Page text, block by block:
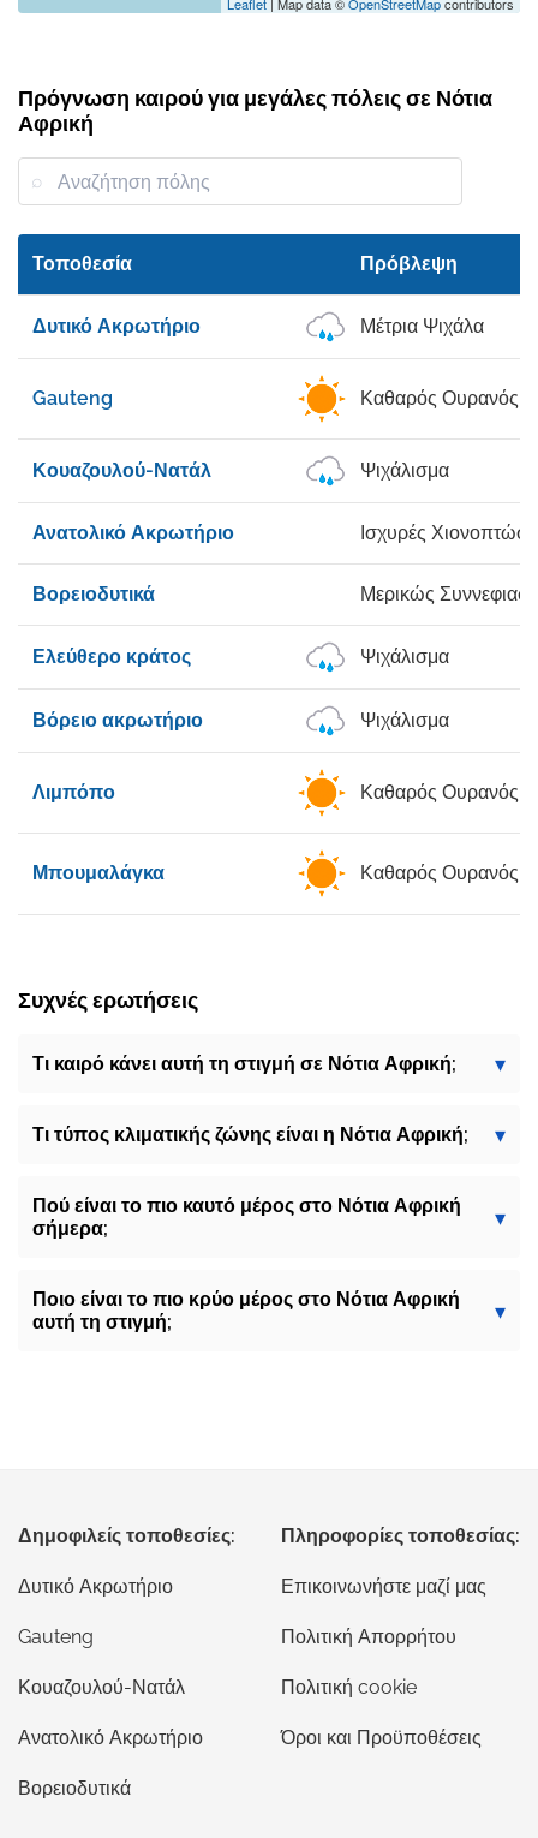
Πρόγνωση καιρού για μεγάλες πόλεις σε Νότια
Αφρική
Τοποθεσία Πρόβλεψη
Δυτικό Ακρωτήριο Μέτρια Ψιχάλα
Gauteng Καθαρός Ουρανός
Κουαζουλού-Νατάλ Ψιχάλισμα
Ανατολικό Ακρωτήριο Ισχυρές
Βορειοδυτικά Μερικώς
Ελεύθερο κράτος Ψιχάλισμα
Βόρειο ακρωτήριο Ψιχάλισμα
Λιμπόπο Καθαρός Ουρανός
Μπουμαλάγκα Καθαρός Ουρανός
Συχνές ερωτήσεις
Τι καιρό κάνει αυτή τη στιγμή σε Νότια Αφρική;
Τι τύπος κλιματικής ζώνης είναι η Νότια Αφρική;
Πού είναι το πιο καυτό μέρος στο Νότια Αφρική
σήμερα;
Ποιο είναι το πιο κρύο μέρος στο Νότια Αφρική
αυτή τη στιγμή;
Δημοφιλείς τοποθεσίες:
Δυτικό Ακρωτήριο
Gauteng
Κουαζουλού-Νατάλ
Ανατολικό Ακρωτήριο
Βορειοδυτικά
Πληροφορίες τοποθεσίας:
Επικοινωνήστε μαζί μας
Πολιτική Απορρήτου
Πολιτική cookie
Όροι και Προϋποθέσεις